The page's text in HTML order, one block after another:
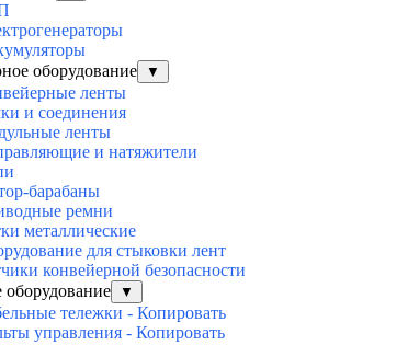
оборудование
▼
ленты
и соединения
ленты
и натяжители
барабаны
ремни
металлические
для стыковки лент
конвейерной безопасности
оборудование
▼
тележки - Копировать
управления - Копировать